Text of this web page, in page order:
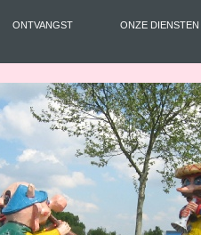
ONTVANGST ONZE DIENSTEN